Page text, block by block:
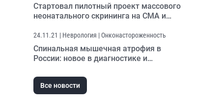
Стартовал пилотный проект массового
неонатального скрининга на СМА и
24.11.21 | Неврология | Онконастороженность
Спинальная мышечная атрофия в
России: новое в диагностике и
Все новости